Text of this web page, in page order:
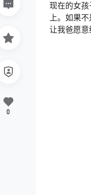
现在的女
上。如果
让我爸愿意
0